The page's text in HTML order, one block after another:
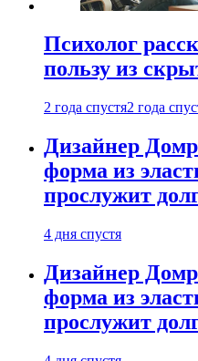
Психолог
пользу из
2 года спустя2 года
Дизайнер
форма из
прослужит
4 дня спустя
Дизайнер
форма из
прослужит